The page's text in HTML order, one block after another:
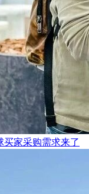
买家采购需求来了